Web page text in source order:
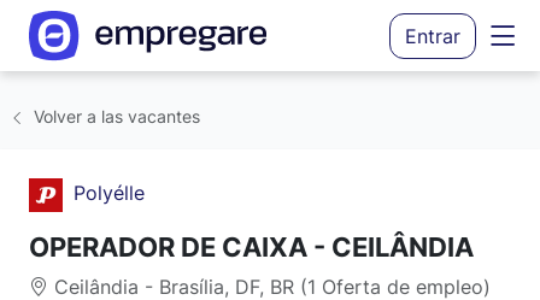
Entrar
Volver a las vacantes
Polyélle
OPERADOR DE CAIXA - CEILÂNDIA
Ceilândia - Brasília, DF, BR (1 Oferta de empleo)